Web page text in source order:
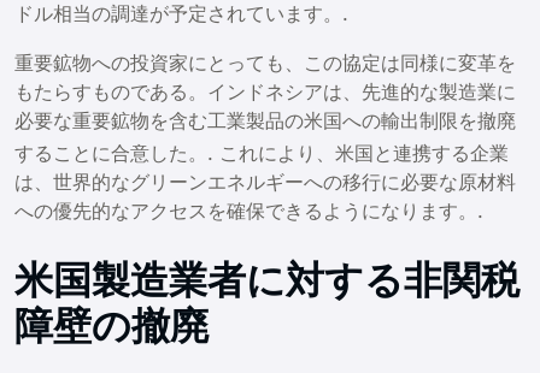
ドル相当の調達が予定されています。.
重要鉱物への投資家にとっても、この協定は同様に変革を
もたらすものである。インドネシアは、先進的な製造業に
必要な重要鉱物を含む工業製品の米国への輸出制限を撤廃
することに合意した。 . これにより、米国と連携する企業
は、世界的なグリーンエネルギーへの移行に必要な原材料
への優先的なアクセスを確保できるようになります。.
米国製造業者に対する非関税
障壁の撤廃